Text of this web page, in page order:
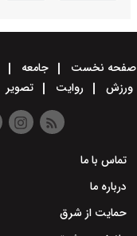
صفحه نخست جامعه
ورزش
روایت تصویر
تماس با ما
درباره ما
حمایت از شرق